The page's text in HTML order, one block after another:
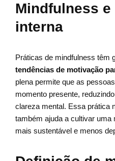
Mindfulness
interna
Práticas de mindfulness têm
tendências de motivação
plena permite que as
momento presente,
clareza mental. Essa prática
também ajuda a cultivar uma
mais sustentável e menos